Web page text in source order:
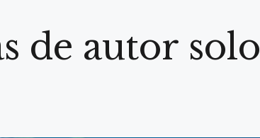
de autor solo